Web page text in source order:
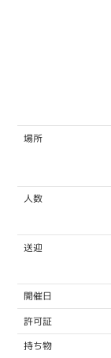
場所
人数
送迎
開催日
許可証
持ち物